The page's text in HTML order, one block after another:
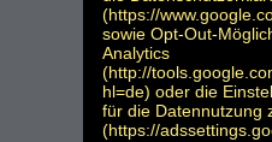
(https://
sowie Opt-Out-
Analytics
(http://
hl=de) oder die
für die Datennutzung
(https://